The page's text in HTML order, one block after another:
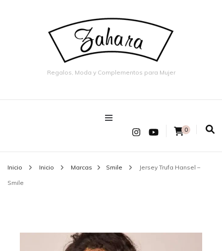
Regalos, Moda y Complementos para Mujer
0
Inicio Inicio Marcas Smile Jersey Trufa Hansel –
Smile